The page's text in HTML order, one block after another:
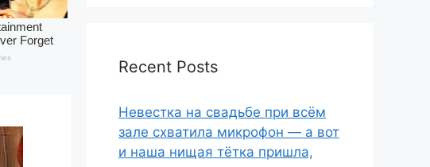
Recent Posts
Невестка на свадьбе при всём
зале схватила микрофон — а вот
и наша нищая тётка пришла,